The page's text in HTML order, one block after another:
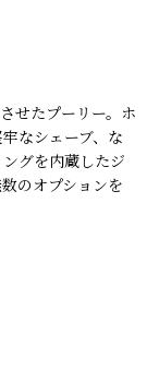
せたプーリー。ホ
なシェーブ、な
グを内蔵したジ
のオプションを